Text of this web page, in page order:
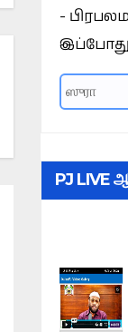
-
இப்போது
PJ LIVE